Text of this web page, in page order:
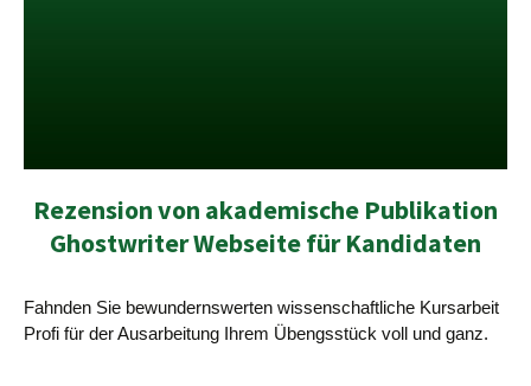
Rezension von akademische Publikation
Ghostwriter Webseite für Kandidaten
Fahnden Sie bewundernswerten wissenschaftliche Kursarbeit
Profi für der Ausarbeitung Ihrem Übengsstück voll und ganz.